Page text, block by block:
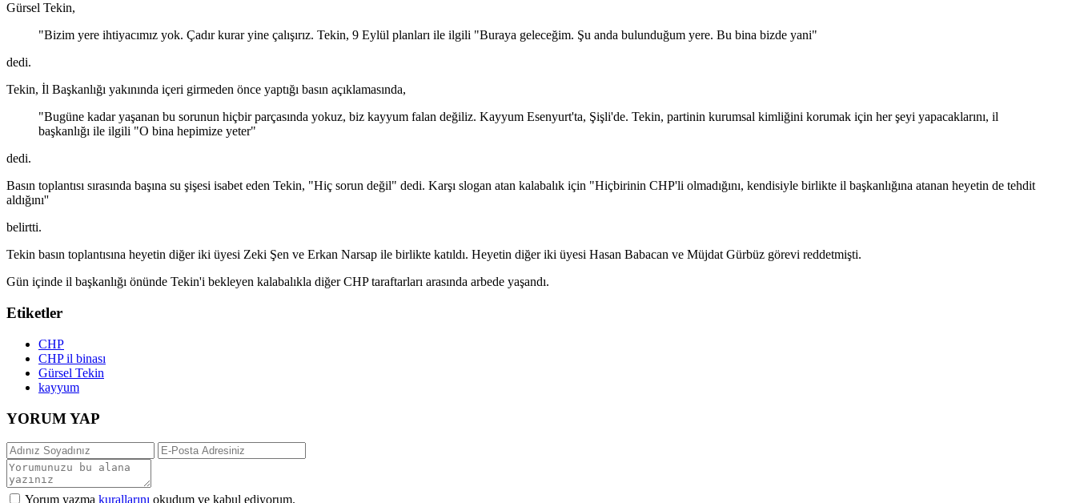
Gürsel Tekin,
"Bizim yere ihtiyacımız yok. Çadır kurar yine çalışırız. Tekin, 9 Eylül planları ile ilgili "Buraya geleceğim. Şu anda bulunduğum yere. Bu bina bizde yani"
dedi.
Tekin, İl Başkanlığı yakınında içeri girmeden önce yaptığı basın açıklamasında,
"Bugüne kadar yaşanan bu sorunun hiçbir parçasında yokuz, biz kayyum falan değiliz. Kayyum Esenyurt'ta, Şişli'de. Tekin, partinin kurumsal kimliğini korumak için her şeyi yapacaklarını, il
başkanlığı ile ilgili "O bina hepimize yeter"
dedi.
Basın toplantısı sırasında başına su şişesi isabet eden Tekin, "Hiç sorun değil" dedi. Karşı slogan atan kalabalık için "Hiçbirinin CHP'li olmadığını, kendisiyle birlikte il başkanlığına atanan heyetin de tehdit
aldığını''
belirtti.
Tekin basın toplantısına heyetin diğer iki üyesi Zeki Şen ve Erkan Narsap ile birlikte katıldı. Heyetin diğer iki üyesi Hasan Babacan ve Müjdat Gürbüz görevi reddetmişti.
Gün içinde il başkanlığı önünde Tekin'i bekleyen kalabalıkla diğer CHP taraftarları arasında arbede yaşandı.
Etiketler
CHP
CHP il binası
Gürsel Tekin
kayyum
YORUM YAP
Yorum yazma kurallarını okudum ve kabul ediyorum.